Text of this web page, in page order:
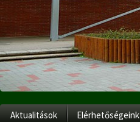
Aktualitások Elérhetőségeink